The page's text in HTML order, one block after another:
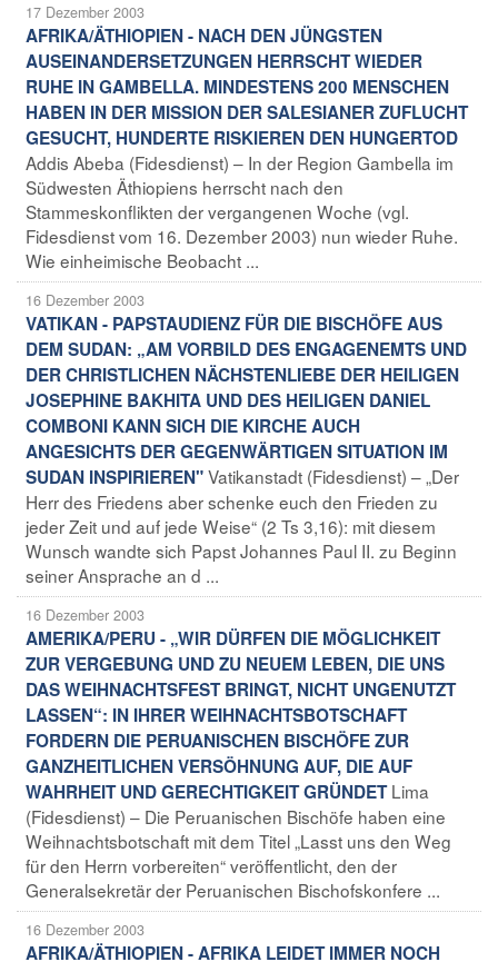
17 Dezember 2003
AFRIKA/ÄTHIOPIEN - NACH DEN JÜNGSTEN
AUSEINANDERSETZUNGEN HERRSCHT WIEDER
RUHE IN GAMBELLA. MINDESTENS 200 MENSCHEN
HABEN IN DER MISSION DER SALESIANER ZUFLUCHT
GESUCHT, HUNDERTE RISKIEREN DEN HUNGERTOD
Addis Abeba (Fidesdienst) – In der Region Gambella im
Südwesten Äthiopiens herrscht nach den
Stammeskonflikten der vergangenen Woche (vgl.
Fidesdienst vom 16. Dezember 2003) nun wieder Ruhe.
Wie einheimische Beobacht ...
16 Dezember 2003
VATIKAN - PAPSTAUDIENZ FÜR DIE BISCHÖFE AUS
DEM SUDAN: „AM VORBILD DES ENGAGENEMTS UND
DER CHRISTLICHEN NÄCHSTENLIEBE DER HEILIGEN
JOSEPHINE BAKHITA UND DES HEILIGEN DANIEL
COMBONI KANN SICH DIE KIRCHE AUCH
ANGESICHTS DER GEGENWÄRTIGEN SITUATION IM
SUDAN INSPIRIEREN"Vatikanstadt (Fidesdienst) – „Der
Herr des Friedens aber schenke euch den Frieden zu
jeder Zeit und auf jede Weise“ (2 Ts 3,16): mit diesem
Wunsch wandte sich Papst Johannes Paul II. zu Beginn
seiner Ansprache an d ...
16 Dezember 2003
AMERIKA/PERU - „WIR DÜRFEN DIE MÖGLICHKEIT
ZUR VERGEBUNG UND ZU NEUEM LEBEN, DIE UNS
DAS WEIHNACHTSFEST BRINGT, NICHT UNGENUTZT
LASSEN“: IN IHRER WEIHNACHTSBOTSCHAFT
FORDERN DIE PERUANISCHEN BISCHÖFE ZUR
GANZHEITLICHEN VERSÖHNUNG AUF, DIE AUF
WAHRHEIT UND GERECHTIGKEIT GRÜNDET Lima
(Fidesdienst) – Die Peruanischen Bischöfe haben eine
Weihnachtsbotschaft mit dem Titel „Lasst uns den Weg
für den Herrn vorbereiten“ veröffentlicht, den der
Generalsekretär der Peruanischen Bischofskonfere ...
16 Dezember 2003
AFRIKA/ÄTHIOPIEN - AFRIKA LEIDET IMMER NOCH